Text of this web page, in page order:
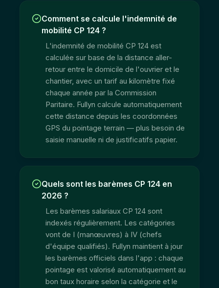
Comment se calcule l'indemnité de
mobilité CP 124 ?
L'indemnité de mobilité CP 124 est
calculée sur base de la distance aller-
retour entre le domicile de l'ouvrier et le
chantier, avec un tarif au kilomètre fixé
chaque année par la Commission
Paritaire. Fullyn calcule automatiquement
cette distance depuis les coordonnées
GPS du pointage terrain — plus besoin de
saisie manuelle ni de justificatifs papier.
Quels sont les barèmes CP 124 en
2026 ?
Les barèmes salariaux CP 124 sont
indexés régulièrement. Les catégories
vont de I (manœuvres) à IV (chefs
d'équipe qualifiés). Fullyn maintient à jour
les barèmes officiels dans l'app : chaque
pointage est valorisé automatiquement au
bon taux horaire selon la catégorie et le